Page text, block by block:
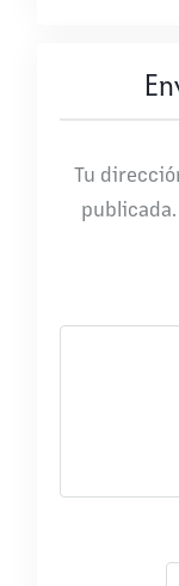
Tu
publicada.